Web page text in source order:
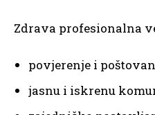
Zdrava profesionalna
povjerenje i
jasnu i iskrenu